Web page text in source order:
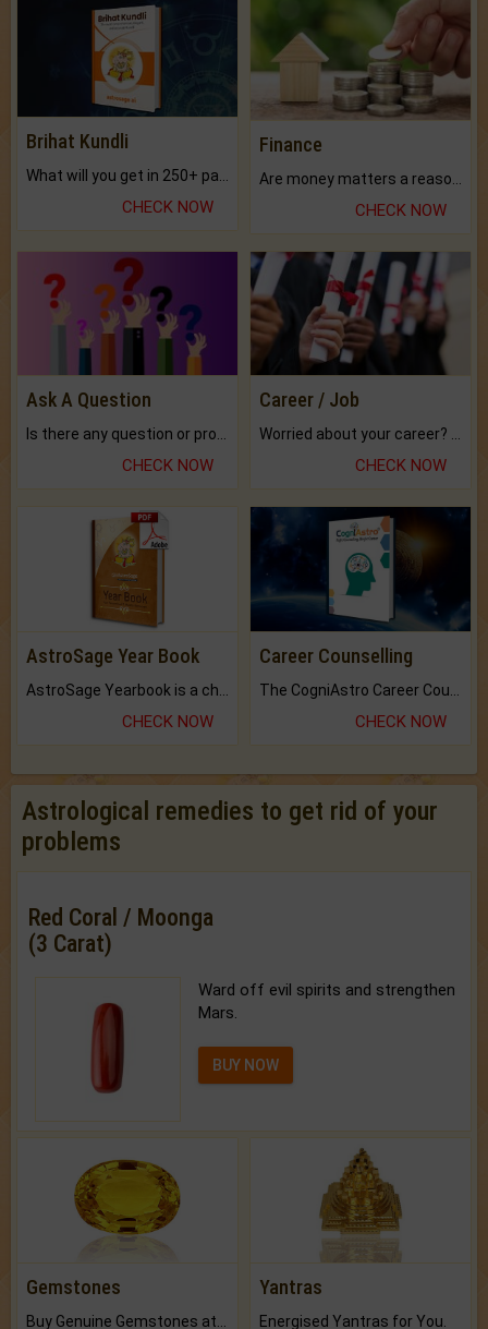
Brihat Kundli
CHECK NOW
Finance
CHECK NOW
Ask A Question
CHECK NOW
Career / Job
CHECK NOW
AstroSage Year Book
CHECK NOW
Career Counselling
CHECK NOW
Astrological remedies to get rid of your
problems
Red Coral / Moonga
(3 Carat)
Ward off evil spirits and strengthen
Mars.
BUY NOW
Gemstones Yantras
Energised Yantras for You.